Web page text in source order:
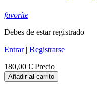
favorite
Debes de estar registrado
Entrar| Registrarse
180,00 € Precio
Añadir al carrito